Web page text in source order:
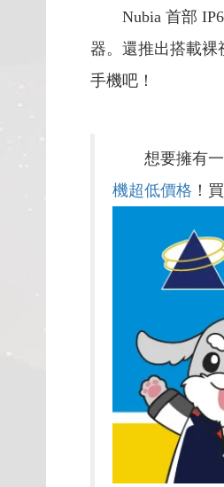
Nubia 首部
器。還推出搭載裸
手機吧！
想要擁有一
機超低價格 ！